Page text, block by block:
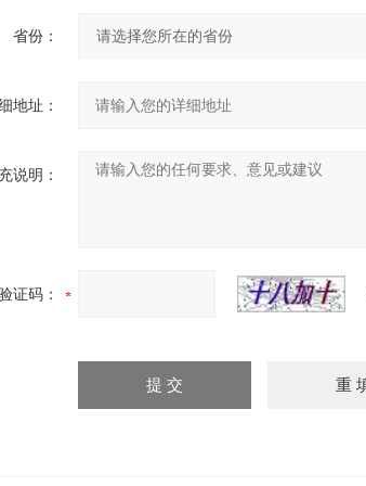
省份：
地址：
说明：
证码：